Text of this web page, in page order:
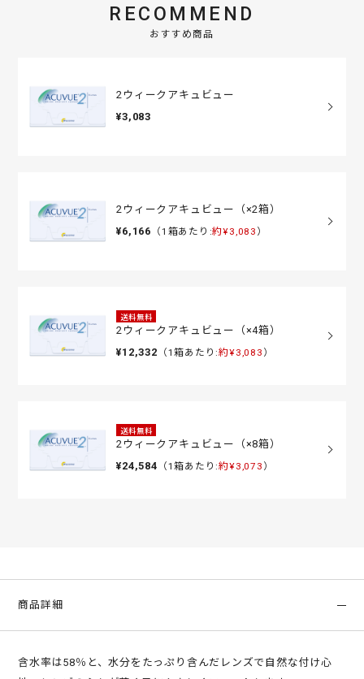
RECOMMEND
おすすめ商品
2ウィークアキュビュー
¥3,083
2ウィークアキュビュー（×2箱）
¥6,166 （1箱あたり:約¥3,083 ）
送料無料
2ウィークアキュビュー（×4箱）
¥12,332 （1箱あたり:約¥3,083 ）
送料無料
2ウィークアキュビュー（×8箱）
¥24,584 （1箱あたり:約¥3,073 ）
商品詳細
含水率は58％と、水分をたっぷり含んだレンズで自然な付け心